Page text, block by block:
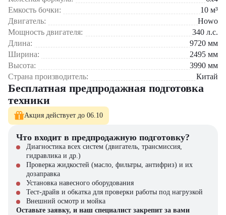
Современная система
смешивания
равномерное распределение
компонентов
Сферы применения:
В жилищном строительстве – возведение многоквартирных
домов
При промышленном строительстве – сооружение цехов и
В дорожном строительстве – укладка дорожного покрытия
Для коммерческого строительства – торговые центры, офисные
здания
В коммунальном хозяйстве – ремонт и благоустройство
Эта модель сочетает в себе оптимальное соотношение мощности,
надежности и экономичности, что делает ее идеальным выбором
для профессионального использования.
Приобрести автобетоносмеситель JAC HFC5241GJBP1N5E41F
[6x4, 10 м³] вы можете в компании "ЦТО" – официальном
дилере спецтехники. Мы предлагаем:
Емкость бочки:
10 м³
Двигатель:
Howo
Мощность двигателя:
340 л.с.
Длина:
9720 мм
Ширина:
2495 мм
Высота:
3990 мм
Страна производитель:
Китай
Бесплатная предпродажная подготовка
техники
Акция действует до 06.10
Что входит в предпродажную подготовку?
Диагностика всех систем (двигатель, трансмиссия,
гидравлика и др.)
Проверка жидкостей (масло, фильтры, антифриз) и их
дозаправка
Установка навесного оборудования
Тест-драйв и обкатка для проверки работы под нагрузкой
Внешний осмотр и мойка
Оставьте заявку, и наш специалист закрепит за вами